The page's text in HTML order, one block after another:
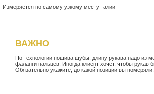
Измеряется по самому узкому месту талии
ВАЖНО
По технологии пошива шубы, длину рукава надо из
фаланги пальцев. Иногда клиент хочет, чтобы рукав
Обязательно укажите, до какой позиции вы померяли.